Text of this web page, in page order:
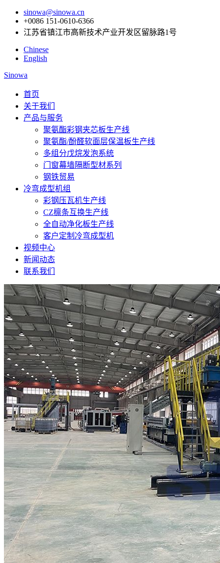
sinowa@sinowa.cn
+0086 151-0610-6366
江苏省镇江市高新技术产业开发区留脉路1号
Chinese
English
Sinowa
首页
关于我们
产品与服务
聚氨酯彩钢夹芯板生产线
聚氨酯/酚醛软面层保温板生产线
多组分戊烷发泡系统
门窗幕墙隔断型材系列
钢铁贸易
冷弯成型机组
彩钢压瓦机生产线
CZ檩条互换生产线
全自动净化板生产线
客户定制冷弯成型机
视频中心
新闻动态
联系我们